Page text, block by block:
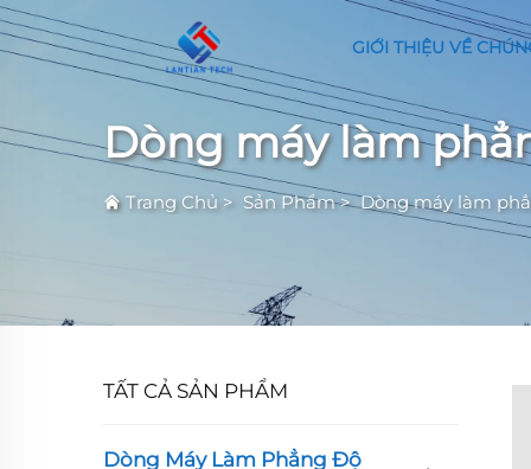
GIỚI THIỆU VỀ
Dòng máy làm
Trang Chủ > Sản Phẩm>Dòng máy làm
TẤT CẢ SẢN PHẨM
Dòng Máy Làm Phẳng Độ